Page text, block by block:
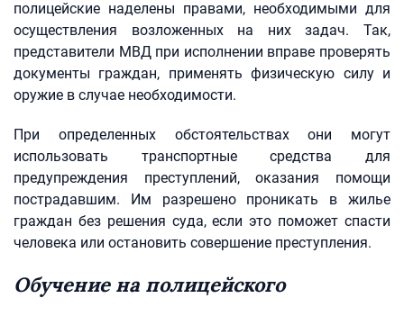
полицейские наделены правами, необходимыми для
осуществления возложенных на них задач. Так,
представители МВД при исполнении вправе проверять
документы граждан, применять физическую силу и
оружие в случае необходимости.
При определенных обстоятельствах они могут
использовать транспортные средства для
предупреждения преступлений, оказания помощи
пострадавшим. Им разрешено проникать в жилье
граждан без решения суда, если это поможет спасти
человека или остановить совершение преступления.
Обучение на полицейского